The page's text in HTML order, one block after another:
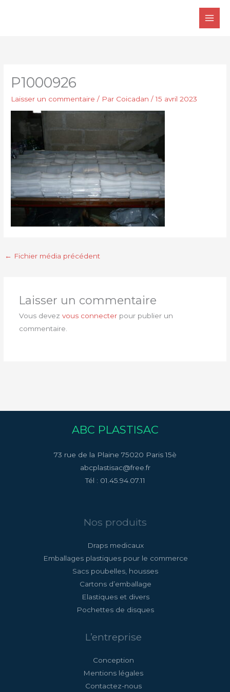
P1000926
Laisser un commentaire / Par Coicadan/15 avril 2023
← Fichier média précédent
Laisser un commentaire
Vous devez vous connecterpour publier un
commentaire.
ABC PLASTISAC
73 rue de la Plaine 75020 Paris 15è
abcplastisac@free.fr
Tél : 01.45.94.07.11
Nos produits
Draps medicaux
Emballages plastiques pour le commerce
Sacs poubelles, housses
Cartons d’emballage
Elastiques et divers
Pochettes de disques
L’entreprise
Conception
Mentions légales
Contactez-nous